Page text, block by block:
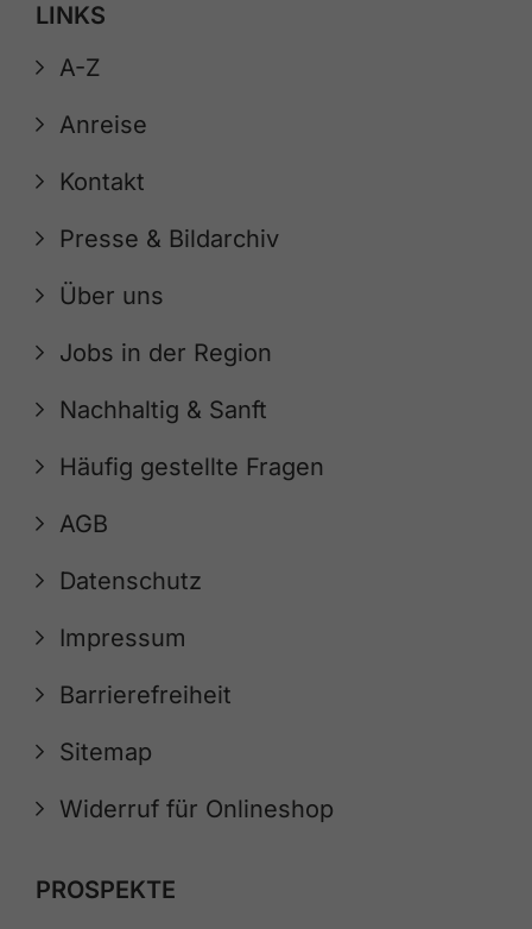
LINKS
A-Z
Anreise
Kontakt
Presse & Bildarchiv
Über uns
Jobs in der Region
Nachhaltig & Sanft
Häufig gestellte Fragen
AGB
Datenschutz
Impressum
Barrierefreiheit
Sitemap
Widerruf für Onlineshop
PROSPEKTE